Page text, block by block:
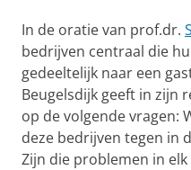
In de oratie van prof.dr.
bedrijven centraal die
gedeeltelijk naar een
Beugelsdijk geeft in zijn
op de volgende vragen:
deze bedrijven tegen in
Zijn die problemen in